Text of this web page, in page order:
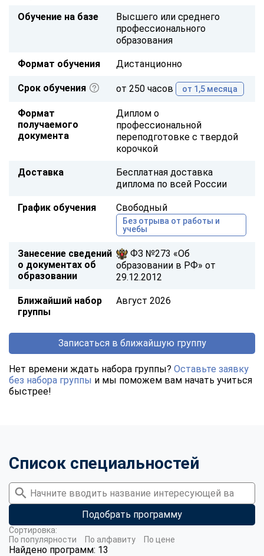
Обучение на базе
Высшего или среднего
профессионального
образования
Формат обучения Дистанционно
Срок обучения от 250 часов от 1,5 месяца
Формат
получаемого
документа
Диплом о
профессиональной
переподготовке с твердой
корочкой
Доставка
Бесплатная доставка
диплома по всей России
График обучения Свободный
Без отрыва от работы и
учебы
Занесение сведений
о документах об
образовании
ФЗ №273 «Об
образовании в РФ» от
29.12.2012
Ближайший набор
группы
Август 2026
Записаться в ближайшую группу
Нет времени ждать набора группы? Оставьте заявку
без набора группы и мы поможем вам начать учиться
быстрее!
Список специальностей
Подобрать программу
Найдено программ: 13
Сортировка:
По популярности
По алфавиту По цене